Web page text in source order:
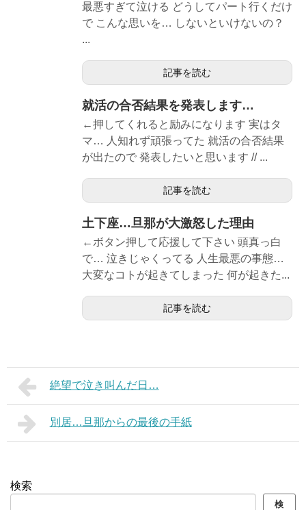
最悪すぎて泣ける どうしてパート行くだけ
で こんな思いを… しないといけないの？
...
記事を読む
就活の合否結果を発表します…
←押してくれると励みになります 実はタ
マ… 人知れず頑張ってた 就活の合否結果
が出たので 発表したいと思います // ...
記事を読む
土下座…旦那が大激怒した理由
←ボタン押して応援して下さい 頭真っ白
で… 泣きじゃくってる 人生最悪の事態…
大変なコトが起きてしまった 何が起きた...
記事を読む
絶望で泣き叫んだ日…
別居…旦那からの最後の手紙
検索
検